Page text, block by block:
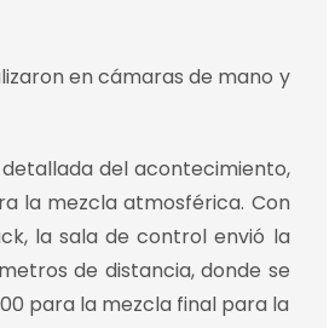
en cámaras de mano y
del acontecimiento,
la mezcla atmosférica. Con
la sala de control envió la
de distancia, donde se
para la mezcla final para la